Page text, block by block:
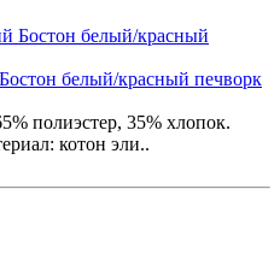
белый/красный печворк
полиэстер, 35% хлопок.
котон эли..